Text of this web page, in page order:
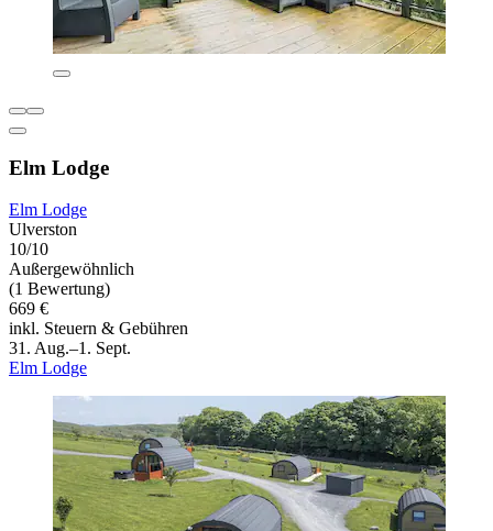
Elm Lodge
Elm Lodge
Ulverston
10/10
Außergewöhnlich
(1 Bewertung)
669 €
inkl. Steuern & Gebühren
31. Aug.–1. Sept.
Elm Lodge